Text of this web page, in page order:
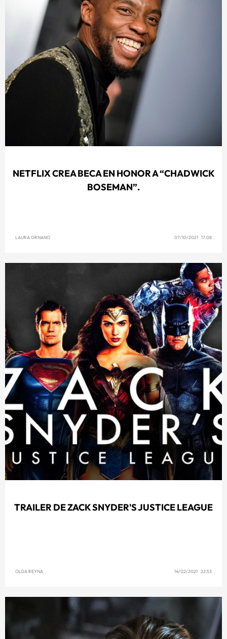
NETFLIX CREA BECA EN HONOR A “CHADWICK
BOSEMAN”.
LAURA ORNANO 07/10/2021 17:08
TRAILER DE ZACK SNYDER'S JUSTICE LEAGUE
OLGA REYNA 14/02/2021 22:53